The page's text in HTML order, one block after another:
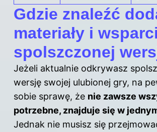
Gdzie znaleźć
materiały i
spolszczonej
Jeżeli aktualnie odkrywasz
wersję swojej ulubionej gry, na
sobie sprawę, że nie zawsze
potrzebne, znajduje się w
Jednak nie musisz się